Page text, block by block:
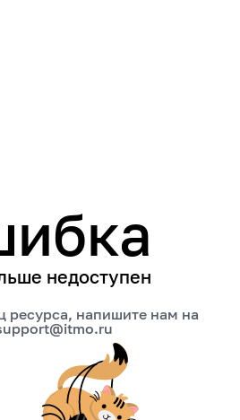
недоступен
ресурса, напишите нам на